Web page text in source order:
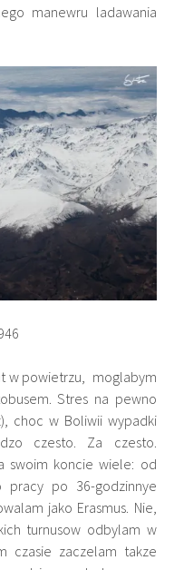
manewru ladawania
w powietrzu, moglabym
Stres na pewno
choc w Boliwii wypadki
czesto. Za czesto.
swoim koncie wiele: od
pracy po 36-godzinnye
jako Erasmus. Nie,
turnusow odbylam w
czasie zaczelam takze